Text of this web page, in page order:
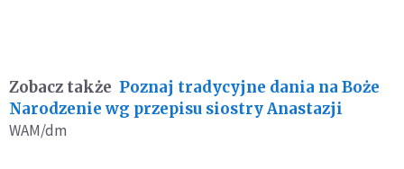
Zobacz także Poznaj tradycyjne dania na Boże
Narodzenie wg przepisu siostry Anastazji
WAM/dm